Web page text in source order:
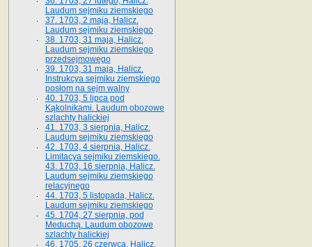
Laudum sejmiku ziemskiego
37. 1703, 2 maja, Halicz.
Laudum sejmiku ziemskiego
38. 1703, 31 maja, Halicz.
Laudum sejmiku ziemskiego
przedsejmowego
39. 1703, 31 maja, Halicz.
Instrukcya sejmiku ziemskiego
posłom na sejm walny
40. 1703, 5 lipca pod
Kąkolnikami. Laudum obozowe
szlachty halickiej
41­. 1703, 3 sierpnia, Halicz.
Laudum sejmiku ziemskiego
42. 1703, 4 sierpnia, Halicz.
Limitacya sejmiku ziemskiego.
43. 1703, 16 sierpnia, Halicz.
Laudum sejmiku ziemskiego
relacyjnego
44. 1703, 5 listopada, Halicz.
Laudum sejmiku ziemskiego
45. 1704, 27 sierpnia, pod
Meduchą. Laudum obozowe
szlachty halickiej
46. 1705, 26 czerwca, Halicz.